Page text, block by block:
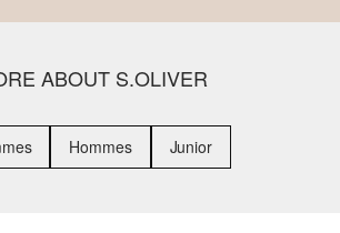
ABOUT S.OLIVER
Hommes Junior